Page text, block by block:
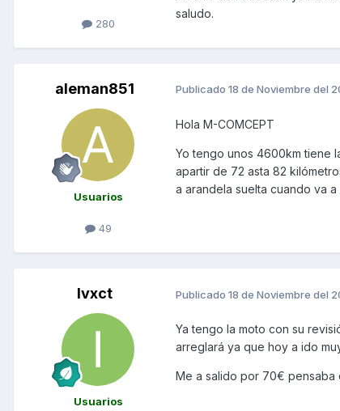
280
saludo.
aleman851
Usuarios
49
Publicado 18 de Noviembre del
Hola M-COMCEPT
Yo tengo unos 4600km tiene
apartir de 72 asta 82
a arandela suelta cuando va
Ivxct
Usuarios
Publicado 18 de Noviembre del
Ya tengo la moto con su
arreglará ya que hoy a ido
Me a salido por 70€ pensaba